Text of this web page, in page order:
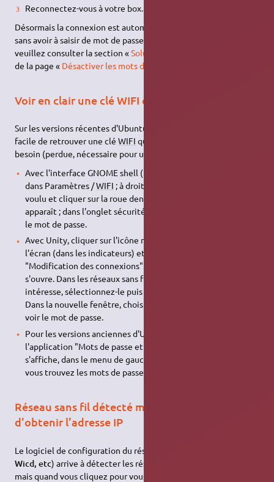
Reconnectez-vous à votre box.
Désormais la connexion est automatique à chaque démarrage
sans avoir à saisir de mot de passe. Pour plus d'informations,
veuillez consulter la section «Solution avec perte de sécurité
de la page « Désactiver les mots de passe
Voir en clair une clé WIFI enregistrée
Sur les versions récentes d'Ubuntu, au moins depuis 16.04, il est
facile de retrouver une cléWIFI que l'on a entré si on en a
besoin (perdue, nécessaire pour un autre appareil…).
Avec l'interface GNOME shell (17.04 et supérieures), aller
dans Paramètres /WIFI ; à droite, sélectionner le réseau
voulu et cliquer sur la roue dentée. Une nouvelle fenêtre
apparaît ; dans l'onglet sécurité, vous pouvez faire apparaître
le mot de passe.
Avec Unity, cliquer sur l'icône réseau en haut à droite de
l'écran (dans les indicateurs) et choisissez dans le menu
"Modification des connexions". Une nouvelle fenêtre
s'ouvre. Dans les réseaux sans fil, cherchez le réseau qui vous
intéresse, sélectionnez-le puis cliquez le bouton "modifier".
Dans la nouvelle fenêtre, choisissez l'onglet sécurité pour
voir le mot de passe.
Pour les versions anciennes d'Ubuntu, il faut rechercher
l'application "Mots de passe et clés". Dans la fenêtre qui
s'affiche, dans le menu de gauche, dans les mots de passe,
vous trouvez les mots de passe
Réseau sans fil détecté mais impossible
d'obtenir l'adresse IP
Le logiciel de configuration du réseau (
Wicd, etc) arrive à détecter les réseaux sans fil disponibles,
mais quand vous cliquez pour vous connecter, la connexion